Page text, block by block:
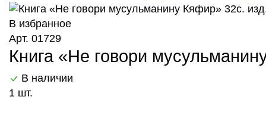
В избранное
Арт. 01729
Книга «Не говори
В наличии
1 шт.